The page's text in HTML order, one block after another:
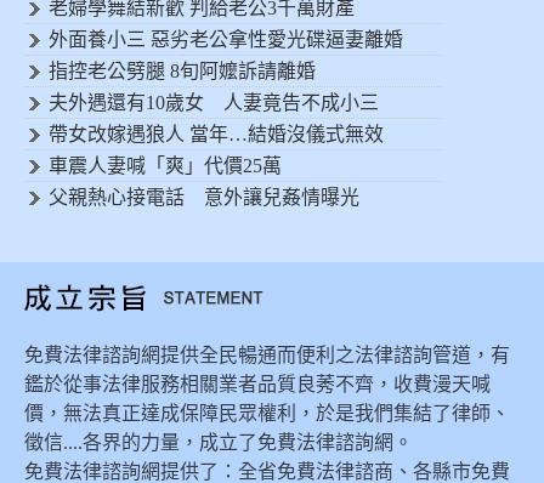
老婦學舞結新歡 判給老公3千萬財產
外面養小三 惡劣老公拿性愛光碟逼妻離婚
指控老公劈腿 8旬阿嬤訴請離婚
夫外遇還有10歲女 人妻竟告不成小三
帶女改嫁遇狼人 當年…結婚沒儀式無效
車震人妻喊「爽」代價25萬
父親熱心接電話 意外讓兒姦情曝光
免費法律諮詢網提供全民暢通而便利之法律諮詢管道，有
鑑於從事法律服務相關業者品質良莠不齊，收費漫天喊
價，無法真正達成保障民眾權利，於是我們集結了律師、
徵信....各界的力量，成立了免費法律諮詢網。
免費法律諮詢網提供了：全省免費法律諮商、各縣市免費